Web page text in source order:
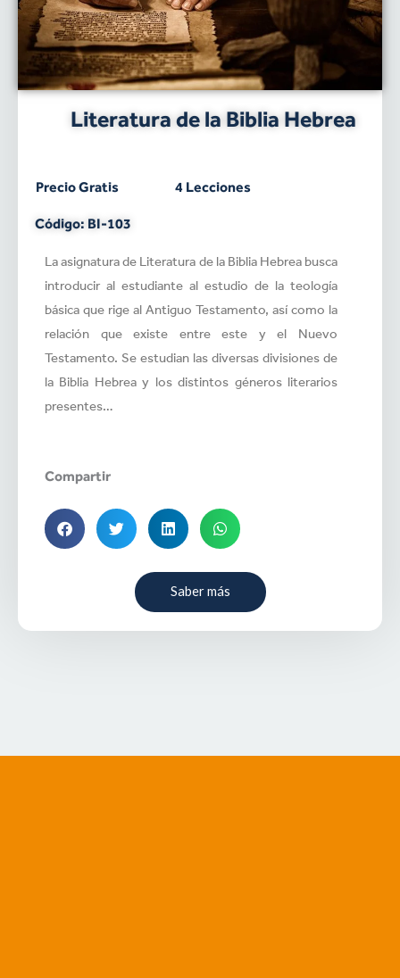
Literatura de la Biblia Hebrea
Precio Gratis 4 Lecciones
Código: BI-103
La asignatura de Literatura de la Biblia Hebrea busca
introducir al estudiante al estudio de la teología
básica que rige al Antiguo Testamento, así como la
relación que existe entre este y el Nuevo
Testamento. Se estudian las diversas divisiones de
la Biblia Hebrea y los distintos géneros literarios
presentes…
Compartir
Saber más